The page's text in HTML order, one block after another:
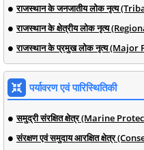
राजस्थान के जनजातीय लोक नृत्य
राजस्थान के क्षेत्रीय लोक नृत्य
राजस्थान के प्रमुख लोक नृत्य
पर्यावरण एवं पारिस्थितिकी
समुद्री संरक्षित क्षेत्र (Marine
संरक्षण एवं समुदाय आरक्षित क्षेत्र